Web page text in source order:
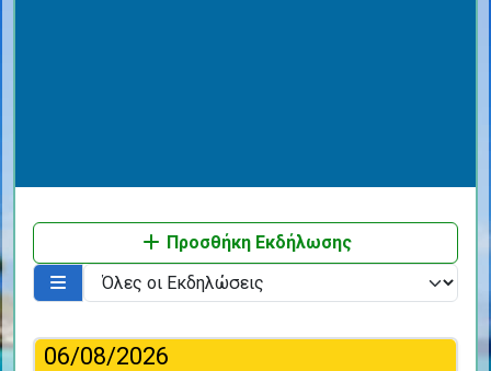
Προσθήκη Εκδήλωσης
06/08/2026